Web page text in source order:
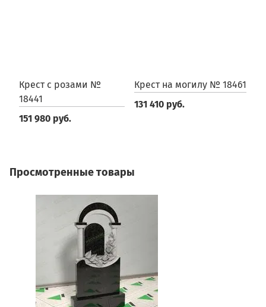
Крест с розами №
18441
151 980 руб.
Крест на могилу № 18461
131 410 руб.
Просмотренные товары